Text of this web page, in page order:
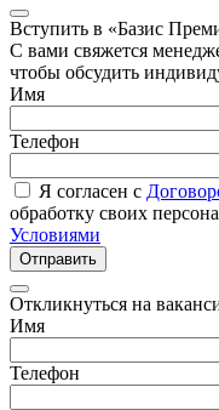
Вступить в «Базис
С вами свяжется
чтобы обсудить
Имя
Телефон
Я согласен с
обработку своих
Условиями
Отправить
Откликнуться на
Имя
Телефон